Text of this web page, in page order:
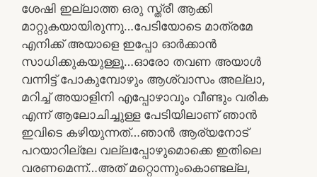
ശേഷി ഇല്ലാത്ത ഒരു സ്ത്രീ ആക്കി
മാറ്റുകയായിരുന്നു…പേടിയോടെ മാത്രമേ
എനിക്ക് അയാളെ ഇപ്പോ ഓർക്കാൻ
സാധിക്കുകയുള്ളൂ…ഓരോ തവണ അയാൾ
വന്നിട്ട് പോകുമ്പോഴും ആശ്വാസം അല്ലാ,
മറിച്ച് അയാളിനി എപ്പോഴാവും വീണ്ടും വരിക
എന്ന് ആലോചിച്ചുള്ള പേടിയിലാണ് ഞാൻ
ഇവിടെ കഴിയുന്നത്…ഞാൻ ആര്യനോട്
പറയാറില്ലേ വല്ലപ്പോഴുമൊക്കെ ഇതിലെ
വരണമെന്ന്…അത് മറ്റൊന്നുംകൊണ്ടല്ല,